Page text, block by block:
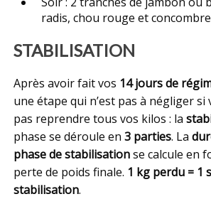
radis, chou rouge et
STABILISATION
Après avoir fait vos 14 jours de
une étape qui n’est pas à négliger si
pas reprendre tous vos kilos : la
phase se déroule en 3 parties. La
phase de stabilisationse calcule en
perte de poids finale. 1 kg perdu = 1
stabilisation.